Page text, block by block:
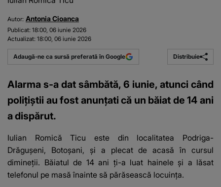
Autor: Antonia Cioanca
Publicat: 18:00, 06 iunie 2026
Actualizat: 18:00, 06 iunie 2026
Adaugă-ne ca sursă preferată în Google Distribuie
Alarma s-a dat sâmbătă, 6 iunie, atunci când
polițiștii au fost anunțati că un băiat de 14 ani
a dispărut.
Iulian Romică Ticu este din localitatea Podriga-
Drăguşeni, Botoșani, și a plecat de acasă în cursul
dimineții. Băiatul de 14 ani ți-a luat hainele și a lăsat
telefonul pe masă înainte să părăsească locuința.